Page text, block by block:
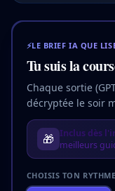
⚡LE BRIEF IA QUE
Tu suis la
Chaque sortie
décryptée le soir
🎁 Inclus dès
meilleurs
CHOISIS TON RYTHME